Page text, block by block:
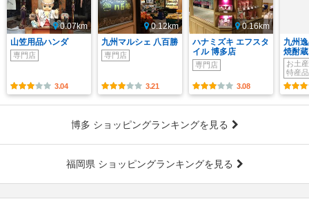
0.07km
山笠用品ハンダ
専門店
3.04
0.12km
九州マルシェ 八百勝
専門店
3.21
0.16km
ハナミズキ エフスタ
イル 博多店
専門店
3.08
九州
焼酎蔵
お土
特産品
博多 ショッピングランキングを見る
福岡県 ショッピングランキングを見る